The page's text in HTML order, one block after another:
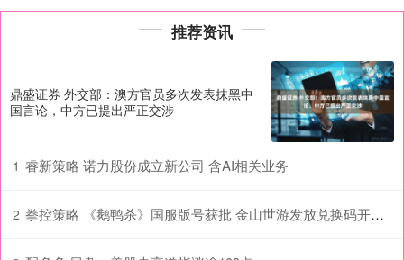
推荐资讯
鼎盛证券 外交部：澳方官员多次发表抹黑中
国言论，中方已提出严正交涉
1 睿新策略 诺力股份成立新公司 含AI相关业务
2 拳控策略 《鹅鸭杀》国服版号获批 金山世游发放兑换码开启“鸭力测试”_游戏_玩家_中国